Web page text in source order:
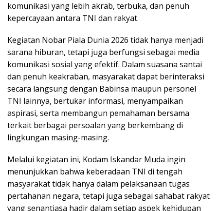
komunikasi yang lebih akrab, terbuka, dan penuh
kepercayaan antara TNI dan rakyat.
Kegiatan Nobar Piala Dunia 2026 tidak hanya menjadi
sarana hiburan, tetapi juga berfungsi sebagai media
komunikasi sosial yang efektif. Dalam suasana santai
dan penuh keakraban, masyarakat dapat berinteraksi
secara langsung dengan Babinsa maupun personel
TNI lainnya, bertukar informasi, menyampaikan
aspirasi, serta membangun pemahaman bersama
terkait berbagai persoalan yang berkembang di
lingkungan masing-masing.
Melalui kegiatan ini, Kodam Iskandar Muda ingin
menunjukkan bahwa keberadaan TNI di tengah
masyarakat tidak hanya dalam pelaksanaan tugas
pertahanan negara, tetapi juga sebagai sahabat rakyat
yang senantiasa hadir dalam setiap aspek kehidupan